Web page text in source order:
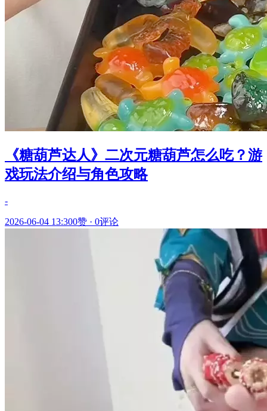
《糖葫芦达人》二次元糖葫芦怎么吃？游
戏玩法介绍与角色攻略
-
2026-06-04 13:300赞 · 0评论